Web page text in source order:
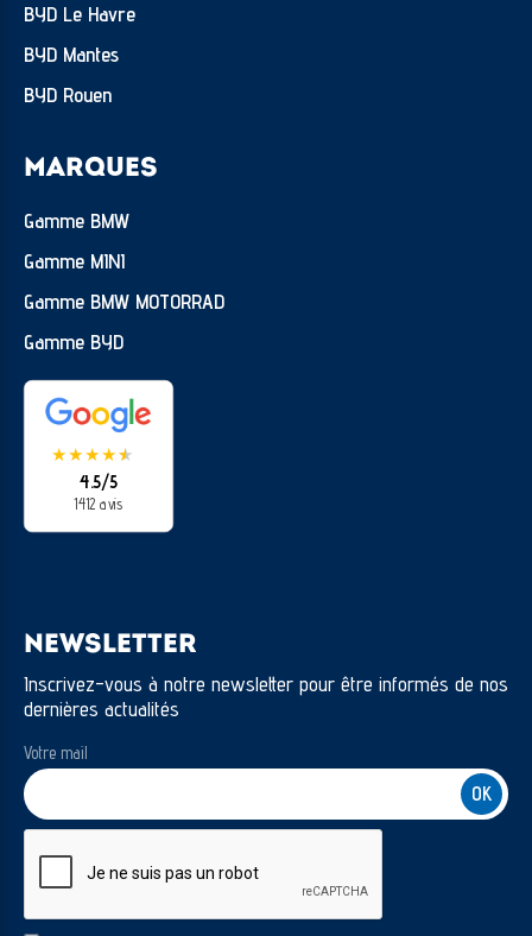
BYD Le Havre
BYD Mantes
BYD Rouen
MARQUES
Gamme BMW
Gamme MINI
Gamme BMW MOTORRAD
Gamme BYD
★★★★★
★
4.5/5
1412 avis
NEWSLETTER
Inscrivez-vous à notre newsletter pour être informés de nos
dernières actualités
Votre mail